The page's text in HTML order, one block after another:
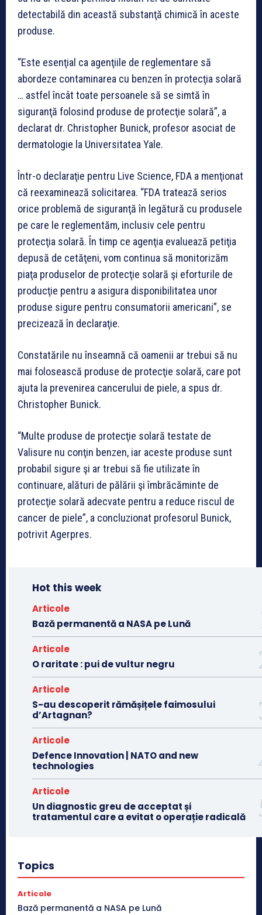
detectabilă din această substanţă chimică în aceste
produse.
“Este esenţial ca agenţiile de reglementare să
abordeze contaminarea cu benzen în protecţia solară
… astfel încât toate persoanele să se simtă în
siguranţă folosind produse de protecţie solară”, a
declarat dr. Christopher Bunick, profesor asociat de
dermatologie la Universitatea Yale.
Într-o declaraţie pentru Live Science, FDA a menţionat
că reexaminează solicitarea. “FDA tratează serios
orice problemă de siguranţă în legătură cu produsele
pe care le reglementăm, inclusiv cele pentru
protecţia solară. În timp ce agenţia evaluează petiţia
depusă de cetăţeni, vom continua să monitorizăm
piaţa produselor de protecţie solară şi eforturile de
producţie pentru a asigura disponibilitatea unor
produse sigure pentru consumatorii americani”, se
precizează în declaraţie.
Constatările nu înseamnă că oamenii ar trebui să nu
mai folosească produse de protecţie solară, care pot
ajuta la prevenirea cancerului de piele, a spus dr.
Christopher Bunick.
“Multe produse de protecţie solară testate de
Valisure nu conţin benzen, iar aceste produse sunt
probabil sigure şi ar trebui să fie utilizate în
continuare, alături de pălării şi îmbrăcăminte de
protecţie solară adecvate pentru a reduce riscul de
cancer de piele”, a concluzionat profesorul Bunick,
potrivit Agerpres.
Hot this week
Articole
Bază permanentă a NASA pe Lună
Articole
O raritate : pui de vultur negru
Articole
S-au descoperit rămășițele faimosului
d’Artagnan?
Articole
Defence Innovation | NATO and new
technologies
Articole
Un diagnostic greu de acceptat și
tratamentul care a evitat o operație radicală
Topics
Articole
Bază permanentă a NASA pe Lună